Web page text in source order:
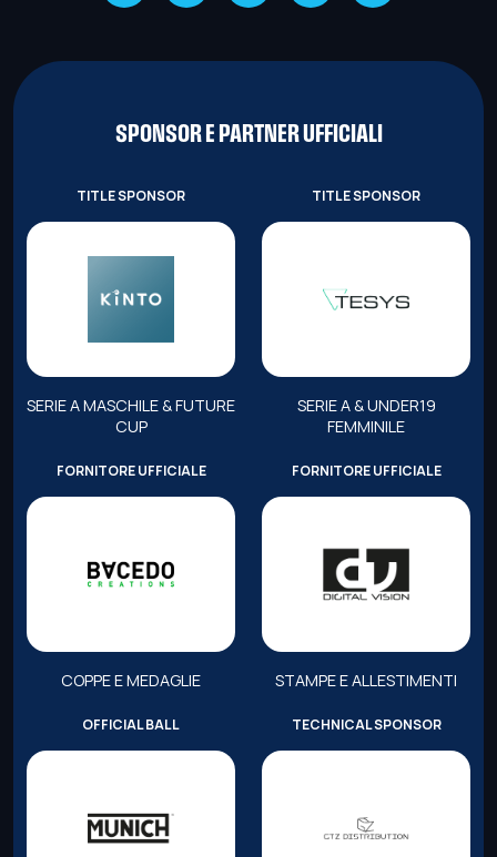
SPONSOR E PARTNER UFFICIALI
TITLE SPONSOR
SERIE A MASCHILE & FUTURE
CUP
TITLE SPONSOR
SERIE A & UNDER19
FEMMINILE
FORNITORE UFFICIALE
COPPE E MEDAGLIE
FORNITORE UFFICIALE
STAMPE E ALLESTIMENTI
OFFICIAL BALL TECHNICAL SPONSOR